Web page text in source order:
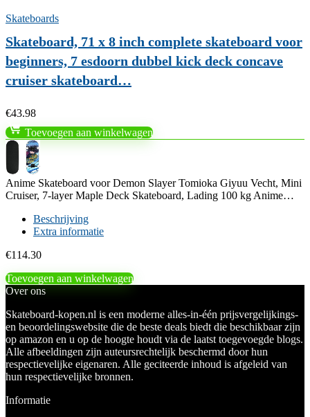
Skateboards
Skateboard, 71 x 8 inch complete skateboard voor
beginners, 7 esdoorn dubbel kick deck concave
cruiser skateboard…
€43.98
Toevoegen aan winkelwagen
Anime Skateboard voor Demon Slayer Tomioka Giyuu Vecht, Mini
Cruiser, 7-layer Maple Deck Skateboard, Lading 100 kg Anime…
Beschrijving
Extra informatie
€114.30
Toevoegen aan winkelwagen
Over ons
Skateboard-kopen.nl is een moderne alles-in-één prijsvergelijkings-
en beoordelingswebsite die de beste deals biedt die beschikbaar zijn
op amazon en u op de hoogte houdt via de laatst toegevoegde blogs.
Alle afbeeldingen zijn auteursrechtelijk beschermd door hun
respectievelijke eigenaren. Alle geciteerde inhoud is afgeleid van
hun respectievelijke bronnen.
Informatie